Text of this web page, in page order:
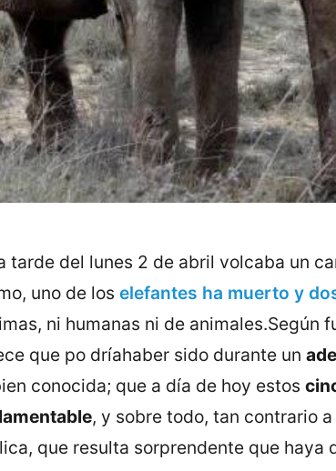
tarde del lunes 2 de abril volcaba un
uno de los elefantes ha muerto y
ni humanas ni de animales.Según
que po dríahaber sido durante un
conocida; que a día de hoy estos
, y sobre todo, tan contrario
que resulta sorprendente que haya